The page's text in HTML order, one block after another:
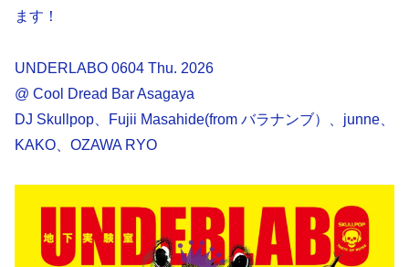
ます！
UNDERLABO 0604 Thu. 2026
@ Cool Dread Bar Asagaya
DJ Skullpop、Fujii Masahide(from バラナンブ）、junne、
KAKO、OZAWA RYO